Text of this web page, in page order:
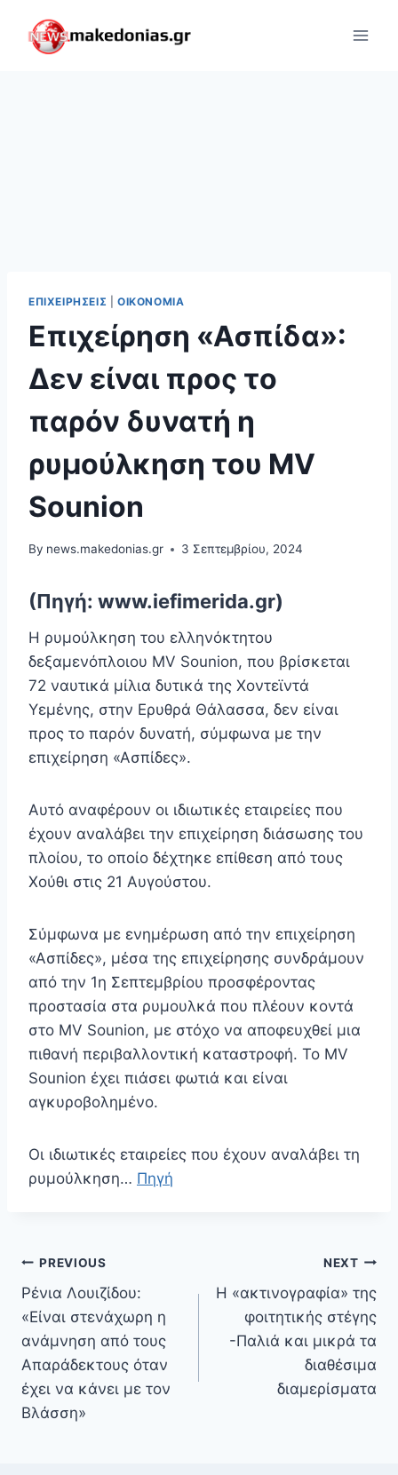
content
ΕΠΙΧΕΙΡΉΣΕΙΣ ΟΙΚΟΝΟΜΊΑ
Επιχείρηση «Ασπίδα»:
Δεν είναι προς το
παρόν δυνατή η
ρυμούλκηση του MV
Sounion
By news.makedonias.gr 3 Σεπτεμβρίου, 2024
(Πηγή: www.iefimerida.gr)
Η ρυμούλκηση του ελληνόκτητου
δεξαμενόπλοιου MV Sounion, που βρίσκεται
72 ναυτικά μίλια δυτικά της Χοντεϊντά
Υεμένης, στην Ερυθρά Θάλασσα, δεν είναι
προς το παρόν δυνατή, σύμφωνα με την
επιχείρηση «Ασπίδες».
Αυτό αναφέρουν οι ιδιωτικές εταιρείες που
έχουν αναλάβει την επιχείρηση διάσωσης του
πλοίου, το οποίο δέχτηκε επίθεση από τους
Χούθι στις 21 Αυγούστου.
Σύμφωνα με ενημέρωση από την επιχείρηση
«Ασπίδες», μέσα της επιχείρησης συνδράμουν
από την 1η Σεπτεμβρίου προσφέροντας
προστασία στα ρυμουλκά που πλέουν κοντά
στο MV Sounion, με στόχο να αποφευχθεί μια
πιθανή περιβαλλοντική καταστροφή. Το MV
Sounion έχει πιάσει φωτιά και είναι
αγκυροβολημένο.
Οι ιδιωτικές εταιρείες που έχουν αναλάβει τη
ρυμούλκηση… Πηγή
Πλοήγηση
άρθρων
PREVIOUS
Ρένια Λουιζίδου:
«Είναι στενάχωρη η
ανάμνηση από τους
Απαράδεκτους όταν
έχει να κάνει με τον
Βλάσση»
NEXT
Η «ακτινογραφία» της
φοιτητικής στέγης
-Παλιά και μικρά τα
διαθέσιμα
διαμερίσματα